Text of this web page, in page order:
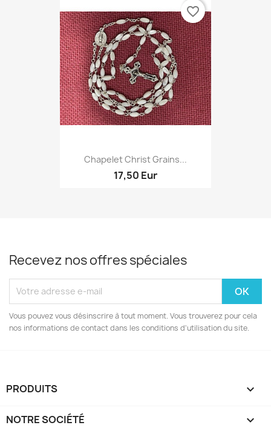
Chapelet Christ Grains...
17,50 Eur
favorite_border
Recevez nos offres spéciales
Vous pouvez vous désinscrire à tout moment. Vous trouverez pour cela
nos informations de contact dans les conditions d'utilisation du site.
PRODUITS 
NOTRE SOCIÉTÉ 